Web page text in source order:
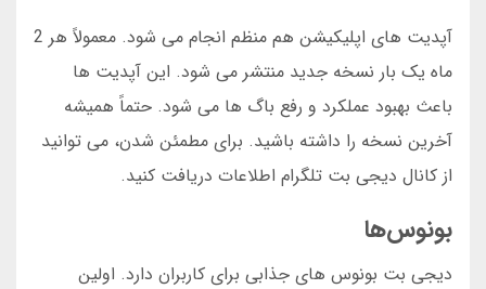
آپدیت های اپلیکیشن هم منظم انجام می شود. معمولاً هر 2
ماه یک بار نسخه جدید منتشر می شود. این آپدیت ها
باعث بهبود عملکرد و رفع باگ ها می شود. حتماً همیشه
آخرین نسخه را داشته باشید. برای مطمئن شدن، می توانید
از کانال دیجی بت تلگرام اطلاعات دریافت کنید.
بونوس‌ها
دیجی بت بونوس های جذابی برای کاربران دارد. اولین